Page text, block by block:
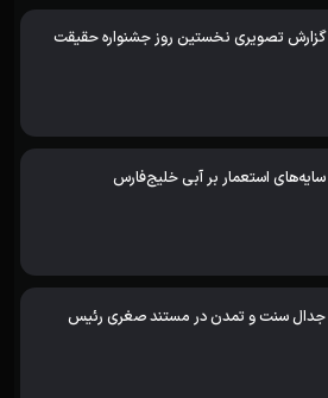
گزارش تصویری نخستین روز جشنواره حقیقت
سایه‌های استعمار بر آبی خلیج‌فارس
جدال سنت و تمدن در مستند صغری رئیس